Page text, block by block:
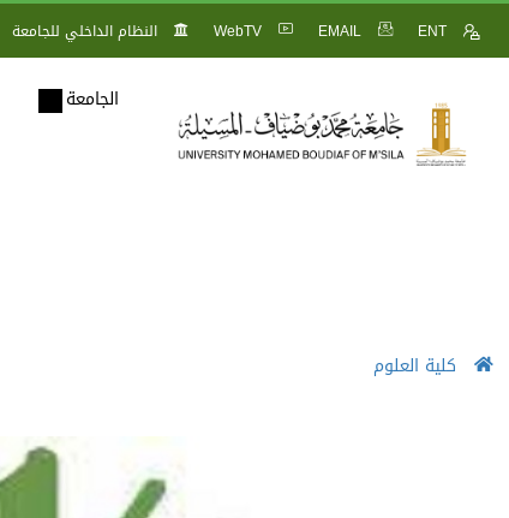
ENT
EMAIL
WebTV النظام الداخلي للجامعة
الجامعة
كلية العلوم